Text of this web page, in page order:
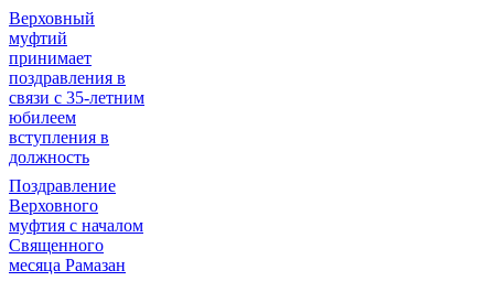
Верховный
муфтий
принимает
поздравления в
связи с 35-летним
юбилеем
вступления в
должность
Поздравление
Верховного
муфтия с началом
Священного
месяца Рамазан